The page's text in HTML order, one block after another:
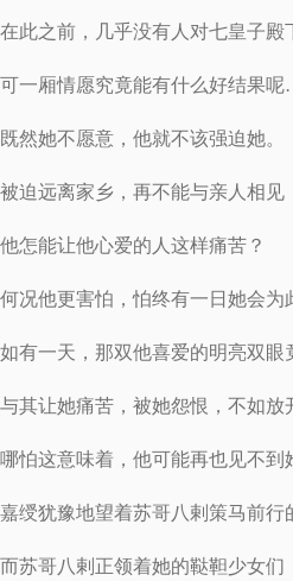
在此之前，几乎没有人对七皇子殿
可一厢情愿究竟能有什么好结果
既然她不愿意，他就不该强迫她。
被迫远离家乡，再不能与亲人相见
他怎能让他心爱的人这样痛苦？
何况他更害怕，怕终有一日她会为
如有一天，那双他喜爱的明亮双眼
与其让她痛苦，被她怨恨，不如放
哪怕这意味着，他可能再也见不到
嘉绶犹豫地望着苏哥八剌策马前行
而苏哥八剌正领着她的鞑靼少女们